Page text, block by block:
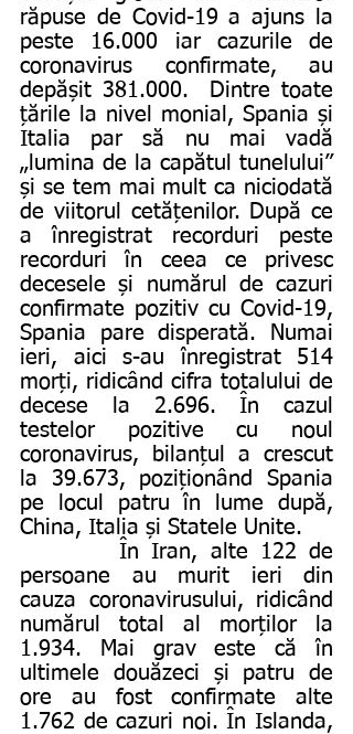
răpuse de Covid-19 a ajuns la
peste 16.000 iar cazurile de
coronavirus confirmate, au
depășit 381.000.  Dintre toate
țările la nivel monial, Spania și
Italia par să nu mai vadă
„lumina de la capătul tunelului”
și se tem mai mult ca niciodată
de viitorul cetățenilor. După ce
a înregistrat recorduri peste
recorduri în ceea ce privesc
decesele și numărul de cazuri
confirmate pozitiv cu Covid-19,
Spania pare disperată. Numai
ieri, aici s-au înregistrat 514
morți, ridicând cifra totalului de
decese la 2.696. În cazul
testelor pozitive cu noul
coronavirus, bilanțul a crescut
la 39.673, poziționând Spania
pe locul patru în lume după,
China, Italia și Statele Unite.
persoane au murit ieri din
cauza coronavirusului, ridicând
numărul total al morților la
1.934. Mai grav este că în
ultimele douăzeci și patru de
ore au fost confirmate alte
1.762 de cazuri noi. În Islanda,